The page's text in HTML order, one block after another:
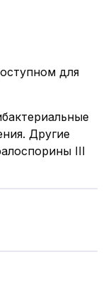
для
Другие
III